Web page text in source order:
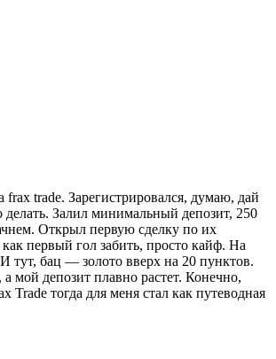
frax trade. Зарегистрировался, думаю, дай
Залил минимальный депозит, 250
Открыл первую сделку по их
первый гол забить, просто кайф. На
тут, бац — золото вверх на 20 пунктов.
мой депозит плавно растет. Конечно,
тогда для меня стал как путеводная